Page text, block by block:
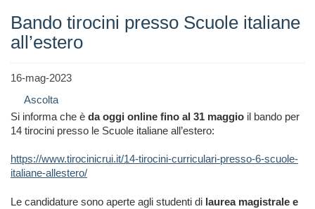
Bando tirocini presso Scuole italiane
all’estero
16-mag-2023
Ascolta
Si informa che è da oggi online fino al 31 maggio il bando per
14 tirocini presso le Scuole italiane all’estero:
https://www.tirocinicrui.it/14-tirocini-curriculari-presso-6-scuole-
italiane-allestero/
Le candidature sono aperte agli studenti di laurea magistrale e